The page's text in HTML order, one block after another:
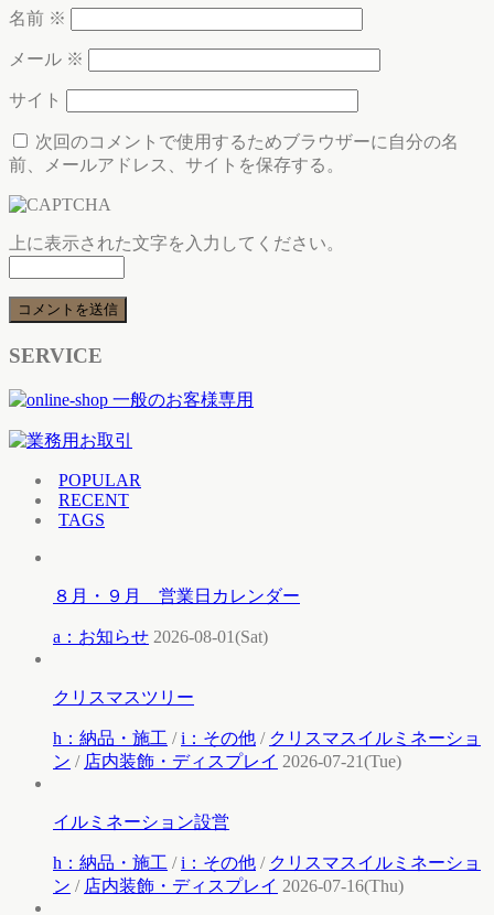
名前 ※
メール ※
サイト
次回のコメントで使用するためブラウザーに自分の名
前、メールアドレス、サイトを保存する。
上に表示された文字を入力してください。
SERVICE
POPULAR
RECENT
TAGS
８月・９月 営業日カレンダー
a：お知らせ 2026-08-01(Sat)
クリスマスツリー
h：納品・施工 /i：その他 / クリスマスイルミネーショ
ン / 店内装飾・ディスプレイ 2026-07-21(Tue)
イルミネーション設営
h：納品・施工 /i：その他 / クリスマスイルミネーショ
ン / 店内装飾・ディスプレイ 2026-07-16(Thu)